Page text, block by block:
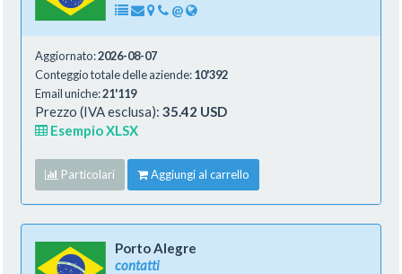
@
Aggiornato:2026-08-07
Conteggio totale delle aziende:10'392
Email uniche:21'119
Prezzo (IVA esclusa): 35.42 USD
Esempio XLSX
Particolari Aggiungi al carrello
Porto Alegre
contatti